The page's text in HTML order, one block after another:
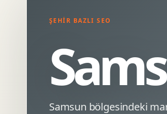
SEO Uyumlu Web Tasarim
Webflow Web Tasarim
Framer Web Tasarim
Kurumsal Site Yenileme
Dashboard
Conversion
ŞEHIR BAZLI SEO
Samsun bölgesindeki